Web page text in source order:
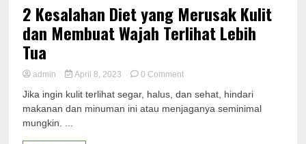
2 Kesalahan Diet yang Merusak Kulit
dan Membuat Wajah Terlihat Lebih
Tua
admin April 8, 2023 0 Commenton
Kesalahan
Diet
Jika ingin kulit terlihat segar, halus, dan sehat, hindari
makanan dan minuman ini atau menjaganya seminimal
mungkin. ...